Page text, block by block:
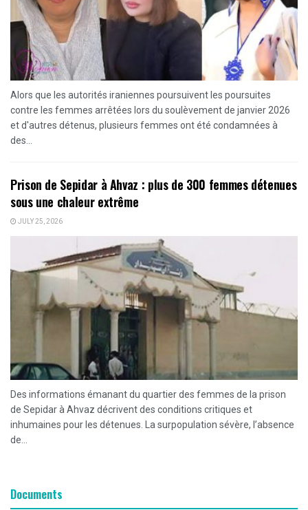
Alors que les autorités iraniennes poursuivent les poursuites
contre les femmes arrêtées lors du soulèvement de janvier 2026
et d'autres détenus, plusieurs femmes ont été condamnées à
des...
Prison de Sepidar à Ahvaz : plus de 300 femmes détenues
sous une chaleur extrême
JULY 25, 2026
Des informations émanant du quartier des femmes de la prison
de Sepidar à Ahvaz décrivent des conditions critiques et
inhumaines pour les détenues. La surpopulation sévère, l’absence
de...
Documents